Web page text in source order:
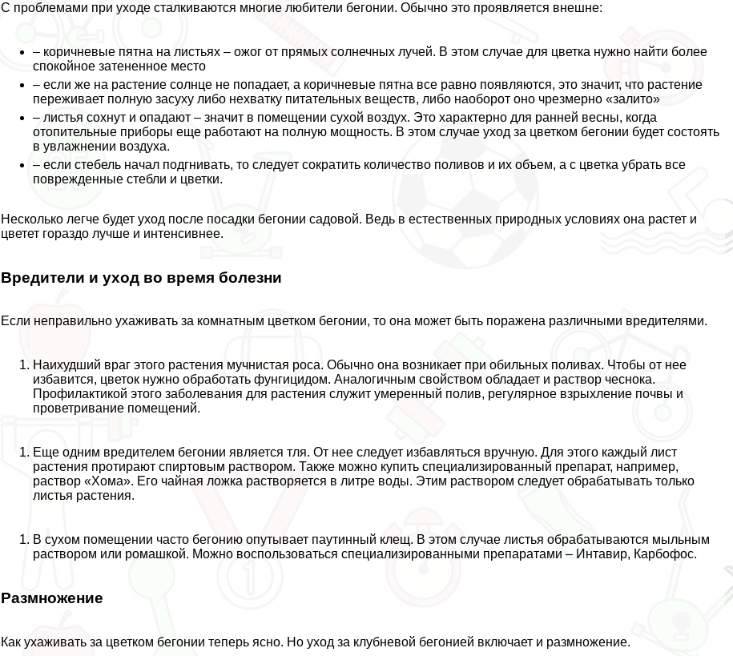
С проблемами при уходе сталкиваются многие любители бегонии. Обычно это проявляется внешне:
– коричневые пятна на листьях – ожог от прямых солнечных лучей. В этом случае для цветка нужно найти более
спокойное затененное место
– если же на растение солнце не попадает, а коричневые пятна все равно появляются, это значит, что растение
переживает полную засуху либо нехватку питательных веществ, либо наоборот оно чрезмерно «залито»
– листья сохнут и опадают – значит в помещении сухой воздух. Это хаpaктерно для ранней весны, когда
отопительные приборы еще работают на полную мощность. В этом случае уход за цветком бегонии будет состоять
в увлажнении воздуха.
– если стебель начал подгнивать, то следует сократить количество поливов и их объем, а с цветка убрать все
поврежденные стeбли и цветки.
Несколько легче будет уход после посадки бегонии садовой. Ведь в естественных природных условиях она растет и
цветет гораздо лучше и интенсивнее.
Вредители и уход во время болезни
Если неправильно ухаживать за комнатным цветком бегонии, то она может быть поражена различными вредителями.
Наихудший враг этого растения мучнистая роса. Обычно она возникает при обильных поливах. Чтобы от нее
избавится, цветок нужно обработать фунгицидом. Аналогичным свойством обладает и раствор чеснока.
Профилактикой этого заболевания для растения служит умеренный полив, регулярное взрыхление почвы и
проветривание помещений.
Еще одним вредителем бегонии является тля. От нее следует избавляться вручную. Для этого каждый лист
растения протирают спиртовым раствором. Также можно купить специализированный препарат, например,
раствор «Хома». Его чайная ложка растворяется в литре воды. Этим раствором следует обpaбатывать только
листья растения.
В сухом помещении часто бегонию опутывает паутинный клещ. В этом случае листья обpaбатываются мыльным
раствором или ромашкой. Можно воспользоваться специализированными препаратами – Интавир, Карбофос.
Размножение
Как ухаживать за цветком бегонии теперь ясно. Но уход за клубневой бегонией включает и размножение.